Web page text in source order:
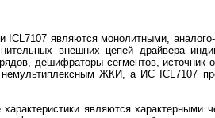
ICL7107 являются монолитными,
внешних цепей драйвера
дешифраторы сегментов,
немультиплексным ЖКИ, а ИС ICL7107
характеристики являются